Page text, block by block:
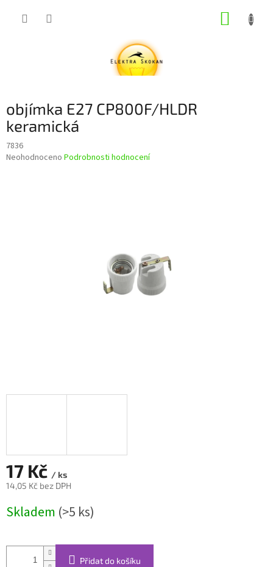
objímka E27 CP800F/HLDR
keramická
7836
Průměrné
Neohodnoceno Podrobnosti hodnocení
17 Kč / ks
14,05 Kč bez DPH
cena:
Skladem (>5 ks)
Přidat do košíku